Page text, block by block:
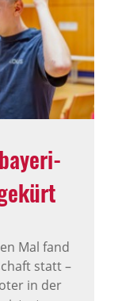
Mal fand
statt –
in der